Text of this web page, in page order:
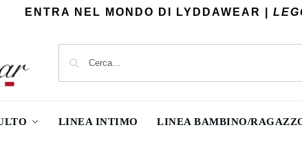
ENTRA NEL MONDO DI LYDDAWEAR |
LINEA INTIMO LINEA BAMBINO/